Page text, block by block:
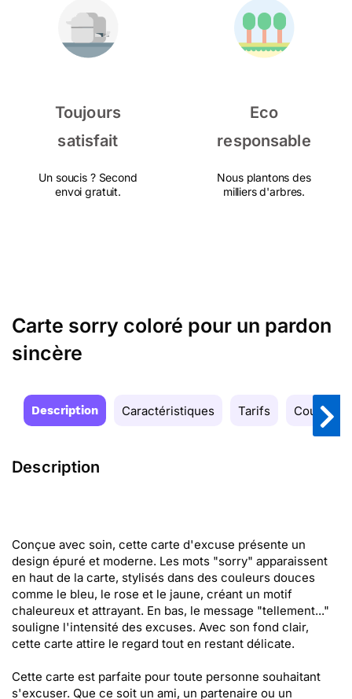
Toujours
satisfait
Un soucis ? Second
envoi gratuit.
Eco
responsable
Nous plantons des
milliers d'arbres.
Carte sorry coloré pour un pardon
sincère
Description Caractéristiques Tarifs Couleurs
Description
Conçue avec soin, cette carte d'excuse présente un
design épuré et moderne. Les mots "sorry" apparaissent
en haut de la carte, stylisés dans des couleurs douces
comme le bleu, le rose et le jaune, créant un motif
chaleureux et attrayant. En bas, le message "tellement..."
souligne l'intensité des excuses. Avec son fond clair,
cette carte attire le regard tout en restant délicate.
Cette carte est parfaite pour toute personne souhaitant
s'excuser. Que ce soit un ami, un partenaire ou un